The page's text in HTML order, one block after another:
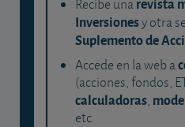
Recibe una
Inversionesy otra
Suplemento de
Accede en la web a
(acciones, fondos,
calculadoras,
etc.